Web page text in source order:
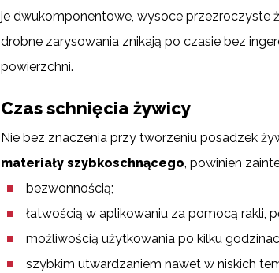
je dwukomponentowe, wysoce przezroczyste
drobne zarysowania znikają po czasie bez
powierzchni.
Czas schnięcia żywicy
Nie bez znaczenia przy tworzeniu posadzek
materiały szybkoschnącego , powinien
bezwonnością;
łatwością w aplikowaniu za pomocą rakli,
możliwością użytkowania po kilku
szybkim utwardzaniem nawet w niskich